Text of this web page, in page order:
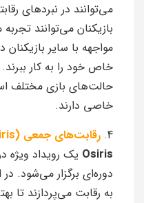
می‌توانند در نبردهای
بازیکنان می‌توانند
مواجهه با سایر
خاص خود را به کار ببرند.
حالت‌های بازی مختلف
خاصی دارند.
4. رقابت‌های جمعی (Trials of Osiris)
Osiris یک رویداد ویژه
دوره‌ای برگزار می‌شود.
به رقابت می‌پردازند تا